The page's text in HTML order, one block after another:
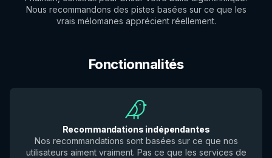
Nous recommandons des pistes basées sur ce que les
vrais mélomanes apprécient réellement.
Fonctionnalités
Recommandations indépendantes
Nos recommandations sont basées sur ce que nos
utilisateurs aiment vraiment. Pas ce que les services de